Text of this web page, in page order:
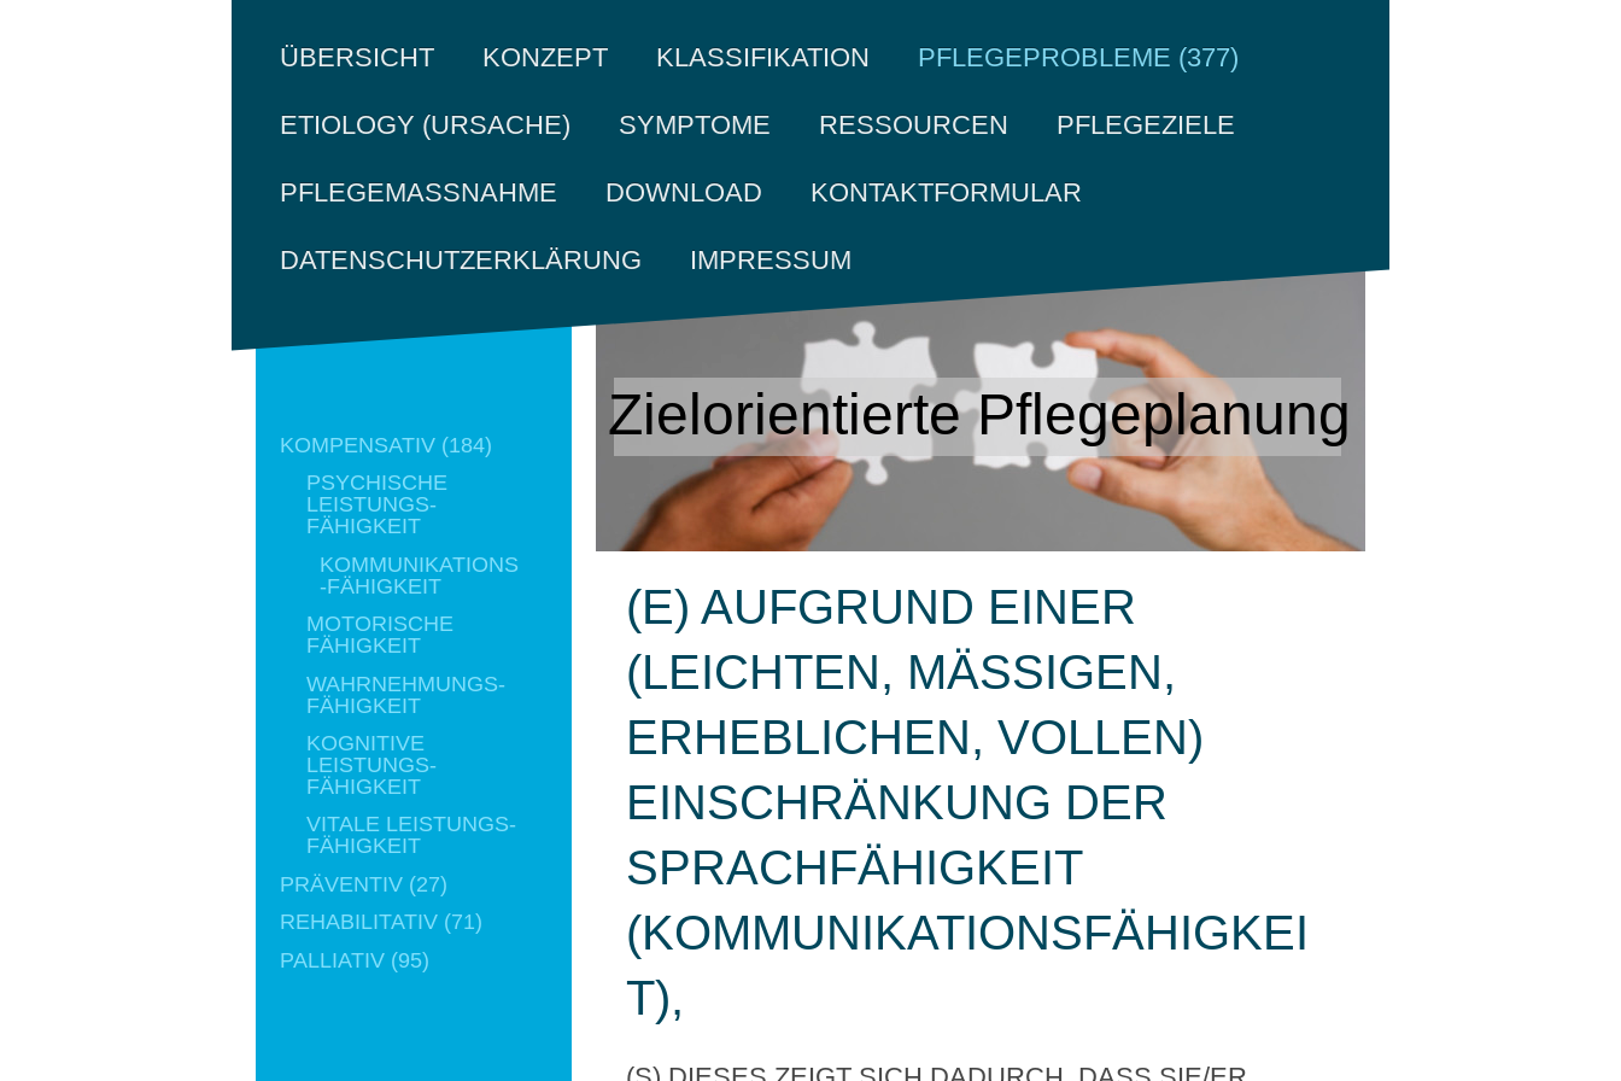
ÜBERSICHT KONZEPT KLASSIFIKATION PFLEGEPROBLEME (377)
ETIOLOGY (URSACHE) SYMPTOME RESSOURCEN PFLEGEZIELE
PFLEGEMASSNAHME DOWNLOAD KONTAKTFORMULAR
DATENSCHUTZERKLÄRUNG IMPRESSUM
Zielorientierte Pflegeplanung
(E) AUFGRUND EINER
(LEICHTEN, MÄSSIGEN, E
RHEBLICHEN, VOLLEN) E
INSCHRÄNKUNG DER S
PRACHFÄHIGKEIT (
KOMMUNIKATIONSFÄHIGKEIT
),
KOMPENSATIV (184)
PSYCHISCHE
LEISTUNGS-
FÄHIGKEIT
KOMMUNIKATIONS
-FÄHIGKEIT
MOTORISCHE
FÄHIGKEIT
WAHRNEHMUNGS-
FÄHIGKEIT
KOGNITIVE
LEISTUNGS-
FÄHIGKEIT
VITALE LEISTUNGS-
FÄHIGKEIT
PRÄVENTIV (27)
REHABILITATIV (71)
PALLIATIV (95)